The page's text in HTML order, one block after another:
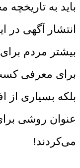
باید به
انتشار آگهی در
بیشتر مردم
برای معرفی
بلکه بسیاری از
عنوان روشی
می‌کردند!